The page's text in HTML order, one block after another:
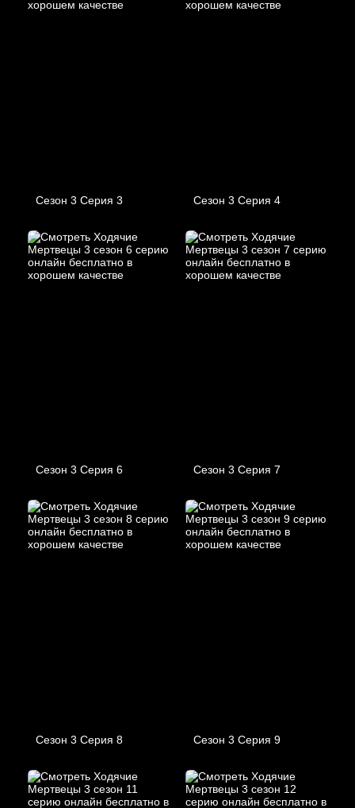
Сезон 3 Серия 3 Сезон 3 Серия 4
Сезон 3 Серия 6 Сезон 3 Серия 7
Сезон 3 Серия 8 Сезон 3 Серия 9